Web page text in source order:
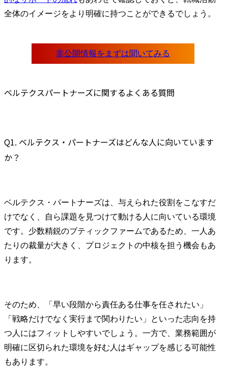
全体のイメージをより明確に持つことができるでしょう。
ベルテクスパートナーズに関するよくある質問
Q1. ベルテクス・パートナーズはどんな人に向いています
か？
ベルテクス・パートナーズは、与えられた役割をこなすだ
けでなく、自ら課題を見つけて動ける人に向いている環境
です。少数精鋭のブティックファームであるため、一人あ
たりの裁量が大きく、プロジェクトの中核を担う機会もあ
ります。
そのため、「早い段階から責任ある仕事を任されたい」
「戦略だけでなく実行まで関わりたい」といった志向を持
つ人にはフィットしやすいでしょう。一方で、業務範囲が
明確に区切られた環境を好む人はギャップを感じる可能性
もあります。